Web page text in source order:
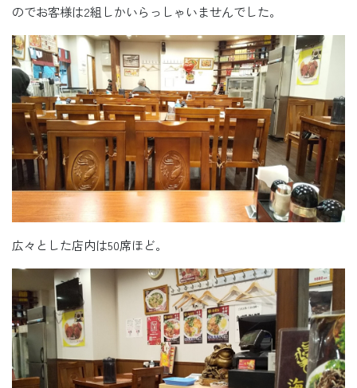
のでお客様は2組しかいらっしゃいませんでした。
広々とした店内は50席ほど。